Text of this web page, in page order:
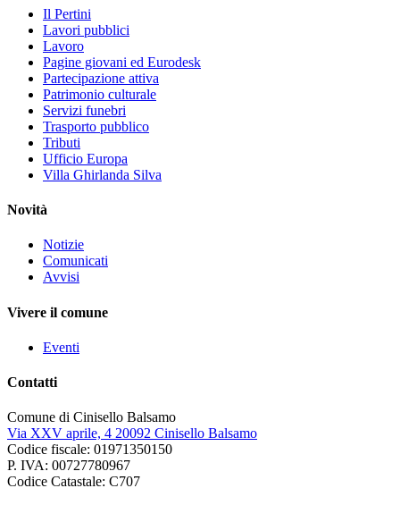
Il Pertini
Lavori pubblici
Lavoro
Pagine giovani ed Eurodesk
Partecipazione attiva
Patrimonio culturale
Servizi funebri
Trasporto pubblico
Tributi
Ufficio Europa
Villa Ghirlanda Silva
Novità
Notizie
Comunicati
Avvisi
Vivere il comune
Eventi
Contatti
Comune di Cinisello Balsamo
Via XXV aprile, 4 20092 Cinisello Balsamo
Codice fiscale: 01971350150
P. IVA: 00727780967
Codice Catastale: C707